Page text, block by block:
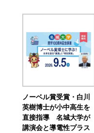
ノーベル賞受賞・白川
英樹博士が小中高生を
直接指導 名城大学が
講演会と導電性プラス